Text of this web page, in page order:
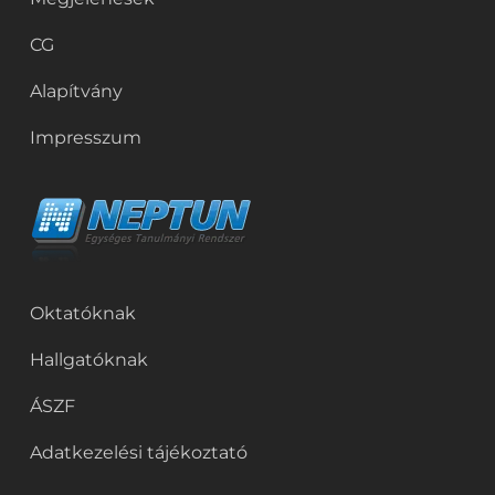
CG
Alapítvány
Impresszum
Oktatóknak
Hallgatóknak
ÁSZF
Adatkezelési tájékoztató